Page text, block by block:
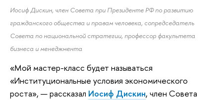
Иосиф Дискин, член Совета при Президенте РФ по развитию
гражданского общества и правам человека, сопредседатель
Совета по национальной стратегии, профессор факультета
бизнеса и менеджмента
«Мой мастер-класс будет называться
«Институциональные условия экономического
роста», — рассказал Иосиф Дискин, член Совета